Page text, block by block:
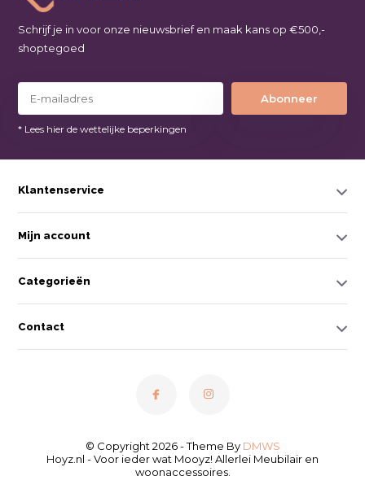
Schrijf je in voor onze nieuwsbrief en maak kans op €500,-
shoptegoed
Abonneer
* Lees hier de wettelijke beperkingen
Klantenservice
Mijn account
Categorieën
Contact
© Copyright 2026 - Theme By DMWS
Hoyz.nl - Voor ieder wat Mooyz! Allerlei Meubilair en
woonaccessoires.